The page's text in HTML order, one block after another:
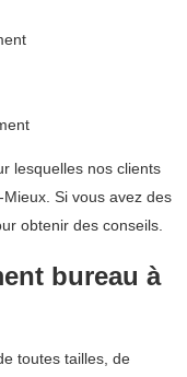
lesquelles nos clients
Si vous avez des
obtenir des conseils.
bureau à
toutes tailles, de